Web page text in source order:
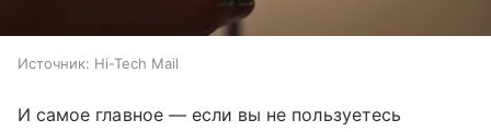
Источник: Hi-Tech Mail
И самое главное — если вы не пользуетесь